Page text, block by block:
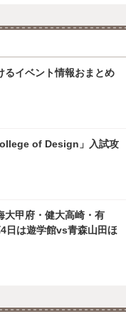
るイベント情報おまとめ
of Design」入試攻
大甲府・健大高崎・有
日は遊学館vs青森山田ほ